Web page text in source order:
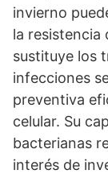
invierno
la resistencia
sustituye los
infecciones
preventiva
celular. Su
bacterianas
interés de